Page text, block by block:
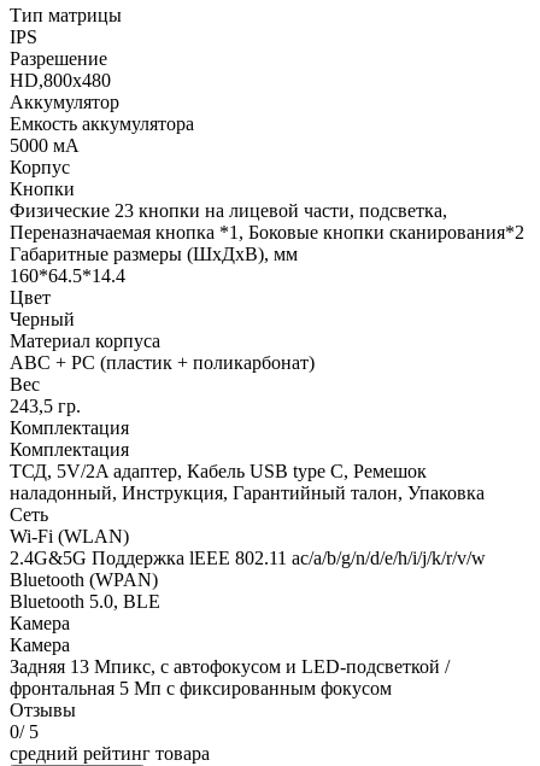
Тип матрицы
IPS
Разрешение
HD,800x480
Аккумулятор
Емкость аккумулятора
5000 мА
Корпус
Кнопки
Физические 23 кнопки на лицевой части, подсветка,
Переназначаемая кнопка *1, Боковые кнопки сканирования*2
Габаритные размеры (ШхДхВ), мм
160*64.5*14.4
Цвет
Черный
Материал корпуса
ABC + PC (пластик + поликарбонат)
Вес
243,5 гр.
Комплектация
Комплектация
ТСД, 5V/2A адаптер, Кабель USB type С, Ремешок
наладонный, Инструкция, Гарантийный талон, Упаковка
Сеть
Wi-Fi (WLAN)
2.4G&5G Поддержка lEEE 802.11 ac/a/b/g/n/d/e/h/i/j/k/r/v/w
Bluetooth (WPAN)
Bluetooth 5.0, BLE
Камера
Камера
Задняя 13 Мпикс, с автофокусом и LED-подсветкой /
фронтальная 5 Мп с фиксированным фокусом
Отзывы
0/ 5
средний рейтинг товара